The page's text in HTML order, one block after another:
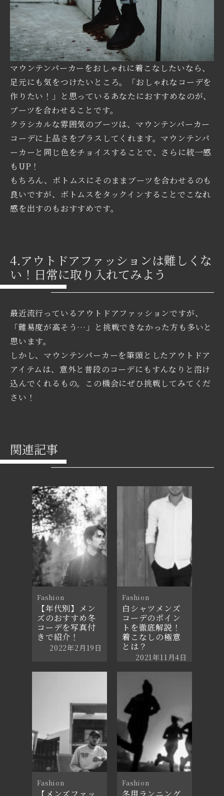
マウンテンパーカーをおしゃれに着こなしたいなら、
足元にも気をつけたいところ。「おしゃれなコーデを
作りたい！」と思っているあなたにおすすめなのが、
ブーツを合わせることです。
クラシカルな雰囲気のブーツは、マウンテンパーカー
コーデに上品さをプラスしてくれます。マウンテンパ
ーカーと同じ色をチョイスすることで、さらに統一感
もUP！
もちろん、ボトムスにそのままブーツを合わせるのも
良いですが、ボトムスをタックインすることでこなれ
感を出すのもおすすめです。
4.アウトドアファッションは難しくな
い！日常に取り入れてみよう
最近流行っているアウトドアファッションですが、
「難易度が高そう…」と挑戦できなかった方も多いと
思います。
しかし、マウンテンパーカーを筆頭としたアウトドア
アイテムは、意外と普段のコーデにもすんなりと溶け
込んでくれるもの。この機会にぜひ挑戦してみてくだ
さい！
関連記事
Fashion
【年代別】メン
ズのおすすめ冬
コーデを写真付
きで紹介！
2022年2月19日
Fashion
白シャツメンズ
コーデのポイン
トを徹底解説！
着こなしの極意
とは？
2021年11月4日
Fashion Fashion